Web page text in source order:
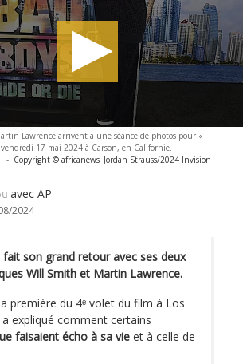
Lawrence arrivent à une séance de photos pour «
17 mai 2024 à Carson, en Californie.
- Copyright © africanews Jordan Strauss/2024 Invision
avec AP
2024
son grand retour avec ses deux
Will Smith et Martin Lawrence.
première du 4ᵉ volet du film à Los
expliqué comment certains
faisaient écho à sa vie et à celle de